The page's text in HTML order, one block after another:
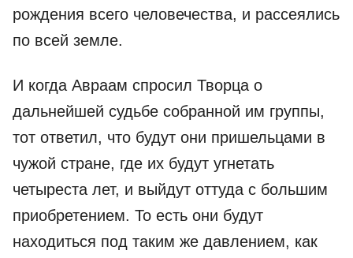
рождения всего человечества, и рассеялись
по всей земле.
И когда Авраам спросил Творца о
дальнейшей судьбе собранной им группы,
тот ответил, что будут они пришельцами в
чужой стране, где их будут угнетать
четыреста лет, и выйдут оттуда с большим
приобретением. То есть они будут
находиться под таким же давлением, как